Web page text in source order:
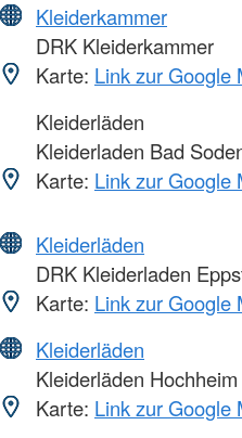
Kleiderkammer
DRK Kleiderkammer
Karte: Link zur Google
Kleiderläden
Kleiderladen Bad
Karte: Link zur Google
Kleiderläden
DRK Kleiderladen
Karte: Link zur Google
Kleiderläden
Kleiderläden Hochheim
Karte: Link zur Google